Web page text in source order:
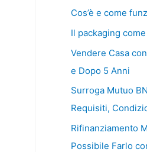
Cos’è e come
Il packaging
Vendere Casa
e Dopo 5 Anni
Surroga Mutuo
Requisiti,
Rifinanziamento
Possibile Farlo